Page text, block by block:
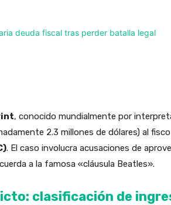
, conocido mundialmente por
2.3 millones de dólares) al
. El caso involucra acusaciones de
a la famosa «cláusula Beatles».
clasificación de